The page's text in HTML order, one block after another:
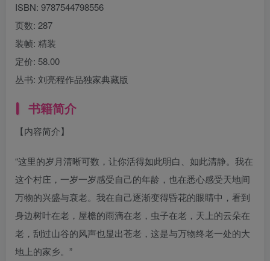
ISBN: 9787544798556
页数: 287
装帧: 精装
定价: 58.00
丛书: 刘亮程作品独家典藏版
书籍简介
【内容简介】
“这里的岁月清晰可数，让你活得如此明白、如此清静。我在
这个村庄，一岁一岁感受自己的年龄，也在悉心感受天地间
万物的兴盛与衰老。我在自己逐渐变得昏花的眼睛中，看到
身边树叶在老，屋檐的雨滴在老，虫子在老，天上的云朵在
老，刮过山谷的风声也显出苍老，这是与万物终老一处的大
地上的家乡。”